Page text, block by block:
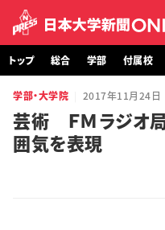
トップ
総合
トップ 総合 学部 付属校
学部・大学院 2017年11月24日
芸術 ＦＭラジオ
囲気を表現